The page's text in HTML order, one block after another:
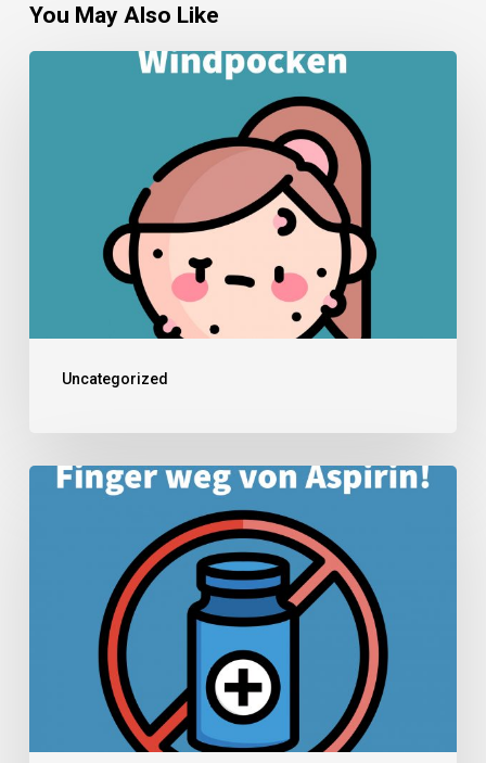
You May Also Like
Uncategorized